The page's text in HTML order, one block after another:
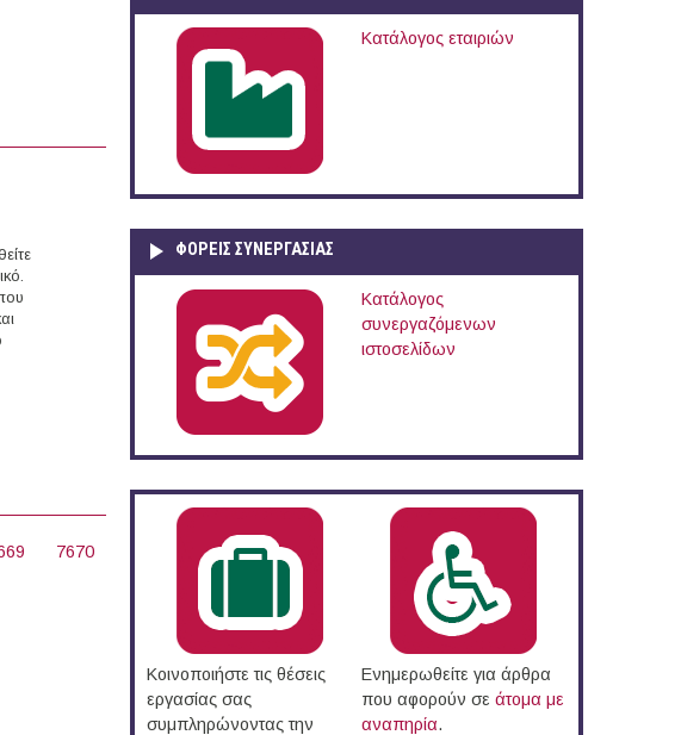
Οργανισμούς στο εξωτερικό (08/03/2016)
Τομέα στο εξωτερικό (08/03/2016)
7670
Κατάλογος εταιριών
ΦΟΡΕΙΣ ΣΥΝΕΡΓΑΣΙΑΣ
Κατάλογος
συνεργαζόμενων
ιστοσελίδων
Κοινοποιήστε τις θέσεις
εργασίας σας
συμπληρώνοντας την
Ενημερωθείτε για άρθρα
που αφορούν σε άτομα με
αναπηρία.